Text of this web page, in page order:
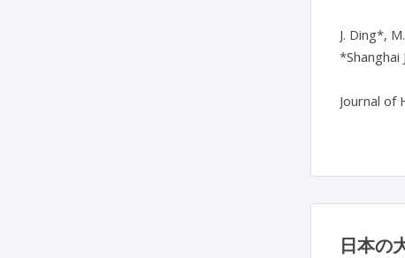
J. Ding*,
*Shanghai
日本の